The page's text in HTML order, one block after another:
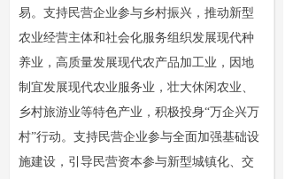
易。支持民营企业参与乡村振兴，推动新型
农业经营主体和社会化服务组织发展现代种
养业，高质量发展现代农产品加工业，因地
制宜发展现代农业服务业，壮大休闲农业、
乡村旅游业等特色产业，积极投身“万企兴万
村”行动。支持民营企业参与全面加强基础设
施建设，引导民营资本参与新型城镇化、交